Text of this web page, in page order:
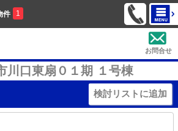
件 1
お問合せ
川口東扇０１期 １号棟
検討リストに追加